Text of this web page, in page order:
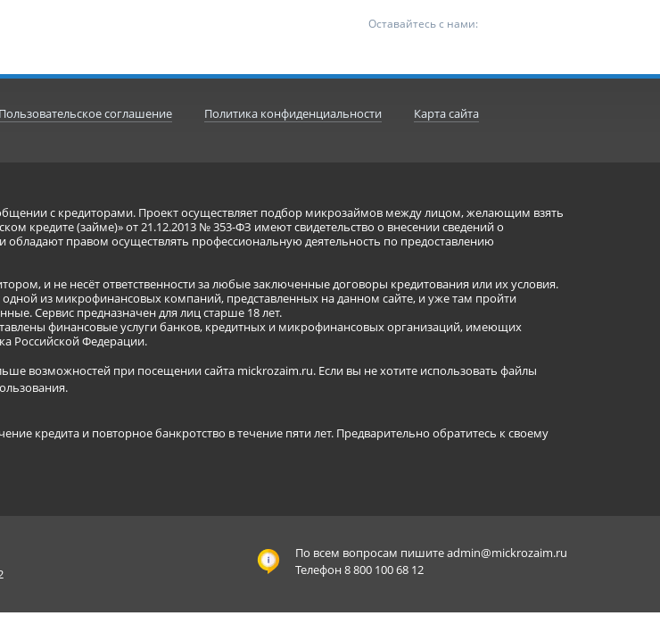
Оставайтесь с нами:
Пользовательское соглашение Политика конфиденциальности Карта сайта
с кредиторами. Проект осуществляет подбор микрозаймов между лицом, желающим взять
кредите (займе)» от 21.12.2013 № 353-ФЗ имеют свидетельство о внесении сведений о
правом осуществлять профессиональную деятельность по предоставлению
и не несёт ответственности за любые заключенные договоры кредитования или их условия.
из микрофинансовых компаний, представленных на данном сайте, и уже там пройти
Сервис предназначен для лиц старше 18 лет.
финансовые услуги банков, кредитных и микрофинансовых организаций, имеющих
Российской Федерации.
возможностей при посещении сайта mickrozaim.ru. Если вы не хотите использовать файлы
.
кредита и повторное банкротство в течение пяти лет. Предварительно обратитесь к своему
По всем вопросам пишитеadmin@mickrozaim.ru
Телефон 8 800 100 68 12